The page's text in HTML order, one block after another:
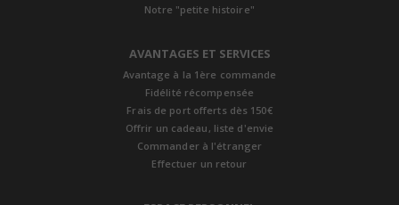
Notre "petite histoire"
AVANTAGES ET SERVICES
Avantage à la 1ère commande
Fidélité récompensée
Frais de port offerts dès 150€
Offrir un cadeau, liste d'envie
Commander à l'étranger
Effectuer un retour